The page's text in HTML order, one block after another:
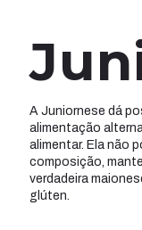
A Juniornese dá
alimentação
alimentar. Ela não
composição,
verdadeira
glúten.